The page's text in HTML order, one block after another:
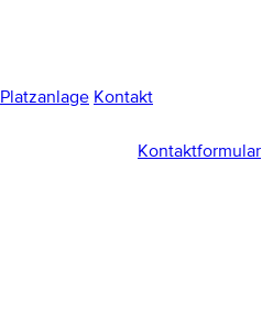
Platzanlage Kontakt
Kontaktformular